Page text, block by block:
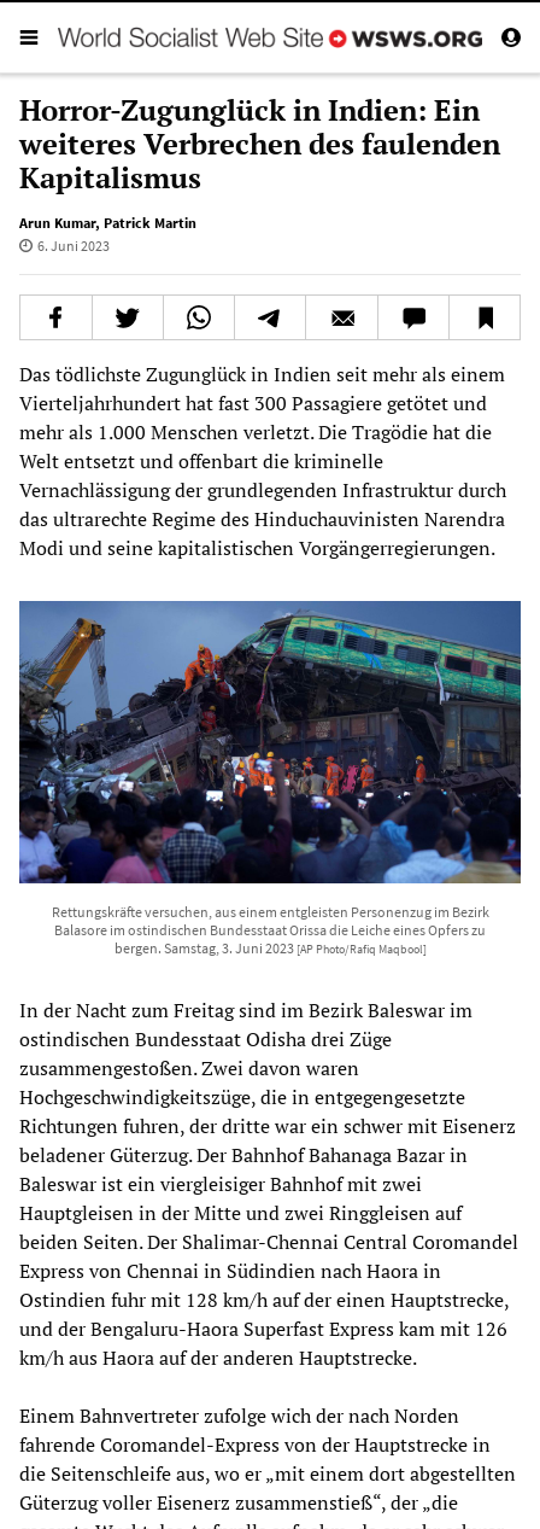
Horror-Zugunglück in Indien: Ein
weiteres Verbrechen des faulenden
Kapitalismus
Arun Kumar, Patrick Martin
6. Juni 2023
Das tödlichste Zugunglück in Indien seit mehr als einem
Vierteljahrhundert hat fast 300 Passagiere getötet und
mehr als 1.000 Menschen verletzt. Die Tragödie hat die
Welt entsetzt und offenbart die kriminelle
Vernachlässigung der grundlegenden Infrastruktur durch
das ultrarechte Regime des Hinduchauvinisten Narendra
Modi und seine kapitalistischen Vorgängerregierungen.
Rettungskräfte versuchen, aus einem entgleisten Personenzug im Bezirk
Balasore im ostindischen Bundesstaat Orissa die Leiche eines Opfers zu
bergen. Samstag, 3. Juni 2023 [AP Photo/Rafiq Maqbool]
In der Nacht zum Freitag sind im Bezirk Baleswar im
ostindischen Bundesstaat Odisha drei Züge
zusammengestoßen. Zwei davon waren
Hochgeschwindigkeitszüge, die in entgegengesetzte
Richtungen fuhren, der dritte war ein schwer mit Eisenerz
beladener Güterzug. Der Bahnhof Bahanaga Bazar in
Baleswar ist ein viergleisiger Bahnhof mit zwei
Hauptgleisen in der Mitte und zwei Ringgleisen auf
beiden Seiten. Der Shalimar-Chennai Central Coromandel
Express von Chennai in Südindien nach Haora in
Ostindien fuhr mit 128 km/h auf der einen Hauptstrecke,
und der Bengaluru-Haora Superfast Express kam mit 126
km/h aus Haora auf der anderen Hauptstrecke.
Einem Bahnvertreter zufolge wich der nach Norden
fahrende Coromandel-Express von der Hauptstrecke in
die Seitenschleife aus, wo er „mit einem dort abgestellten
Güterzug voller Eisenerz zusammenstieß“, der „die